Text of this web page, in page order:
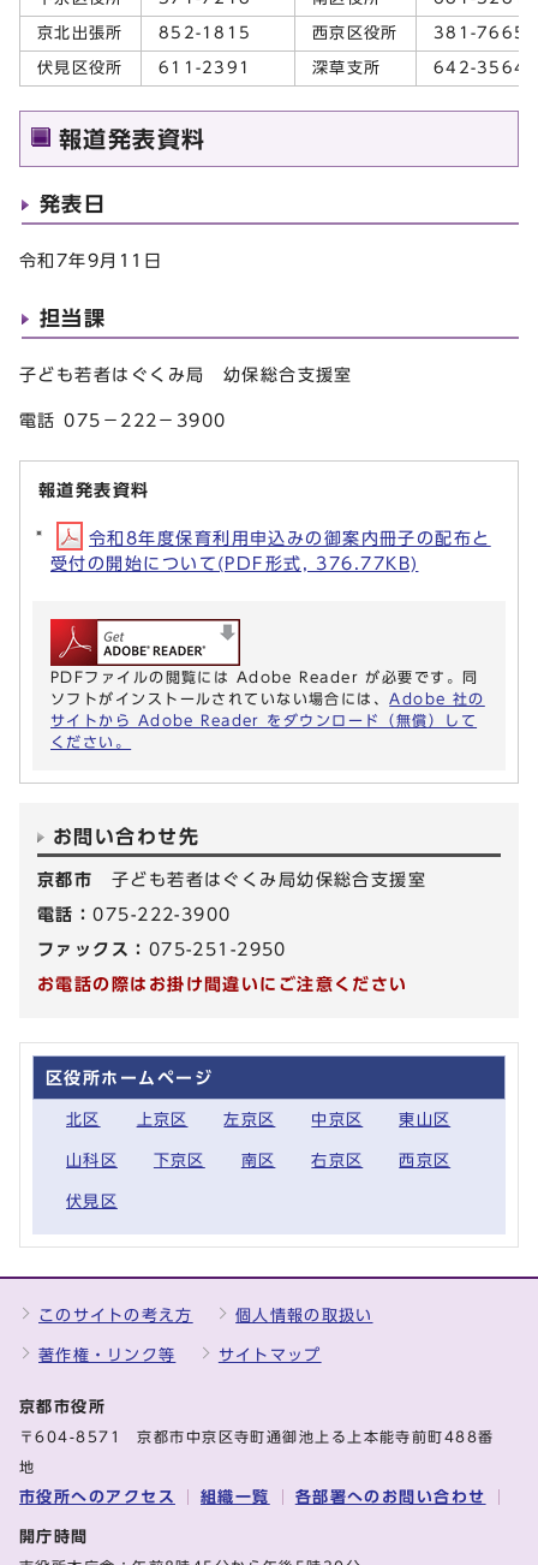
京北出張所 852-1815 西京区役所 381-7665
伏見区役所 611-2391 深草支所 642-3564
報道発表資料
発表日
令和7年9月11日
担当課
子ども若者はぐくみ局 幼保総合支援室
電話 075－222－3900
報道発表資料
令和8年度保育利用申込みの御案内冊子の配布と
受付の開始について(PDF形式, 376.77KB)
PDFファイルの閲覧には Adobe Reader が必要です。同
ソフトがインストールされていない場合には、 Adobe 社の
サイトから Adobe Reader をダウンロード（無償）して
ください。
お問い合わせ先
京都市 子ども若者はぐくみ局幼保総合支援室
電話：075-222-3900
ファックス： 075-251-2950
お電話の際はお掛け間違いにご注意ください
区役所ホームページ
北区 上京区 左京区 中京区 東山区
山科区 下京区 南区 右京区 西京区
伏見区
このサイトの考え方 個人情報の取扱い
著作権・リンク等 サイトマップ
京都市役所
〒604-8571 京都市中京区寺町通御池上る上本能寺前町488番
地
市役所へのアクセス 組織一覧 各部署へのお問い合わせ
開庁時間